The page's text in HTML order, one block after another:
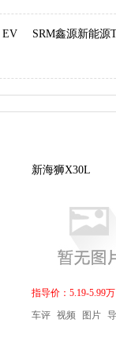
EV SRM鑫源新能源
新海狮X30L
指导价：5.19-5.99万
车评 视频 图片